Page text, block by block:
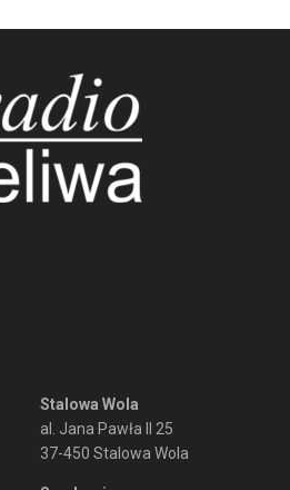
Stalowa Wola
al. Jana Pawła II 25
37-450 Stalowa Wola